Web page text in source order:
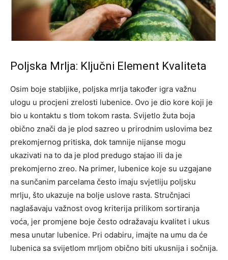
Poljska Mrlja: Ključni Element Kvaliteta
Osim boje stabljike, poljska mrlja također igra važnu
ulogu u procjeni zrelosti lubenice. Ovo je dio kore koji je
bio u kontaktu s tlom tokom rasta. Svijetlo žuta boja
obično znači da je plod sazreo u prirodnim uslovima bez
prekomjernog pritiska, dok tamnije nijanse mogu
ukazivati na to da je plod predugo stajao ili da je
prekomjerno zreo. Na primer, lubenice koje su uzgajane
na sunčanim parcelama često imaju svjetliju poljsku
mrlju, što ukazuje na bolje uslove rasta. Stručnjaci
naglašavaju važnost ovog kriterija prilikom sortiranja
voća, jer promjene boje često odražavaju kvalitet i ukus
mesa unutar lubenice. Pri odabiru, imajte na umu da će
lubenica sa svijetlom mrljom obično biti ukusnija i sočnija.